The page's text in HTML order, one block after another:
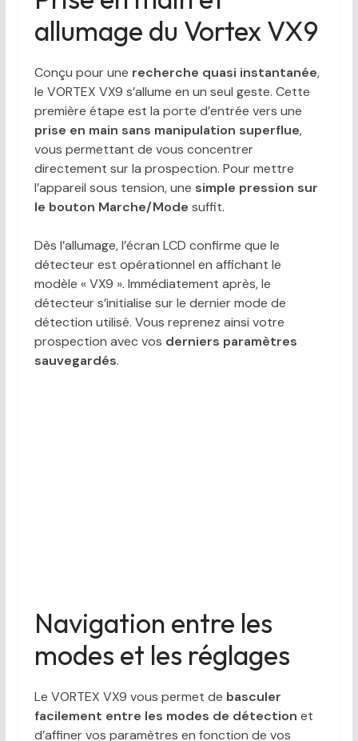
allumage du Vortex VX9
Conçu pour une recherche quasi instantanée,
le VORTEX VX9 s’allume en un seul geste. Cette
première étape est la porte d’entrée vers une
prise en main sans manipulation superflue,
vous permettant de vous concentrer
directement sur la prospection. Pour mettre
l’appareil sous tension, une simple pression sur
le bouton Marche/Mode suffit.
Dès l’allumage, l’écran LCD confirme que le
détecteur est opérationnel en affichant le
modèle « VX9 ». Immédiatement après, le
détecteur s’initialise sur le dernier mode de
détection utilisé. Vous reprenez ainsi votre
prospection avec vos derniers paramètres
sauvegardés.
Navigation entre les
modes et les réglages
Le VORTEX VX9 vous permet de basculer
facilement entre les modes de détection et
d’affiner vos paramètres en fonction de vos